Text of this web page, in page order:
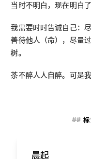
当时不明白，现在明白了
我需要时时告诫自己：
善待他人（命），尽量
树。
茶不醉人人自醉。可是
晨起